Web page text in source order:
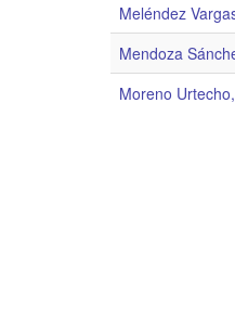
Meléndez
Mendoza
Moreno